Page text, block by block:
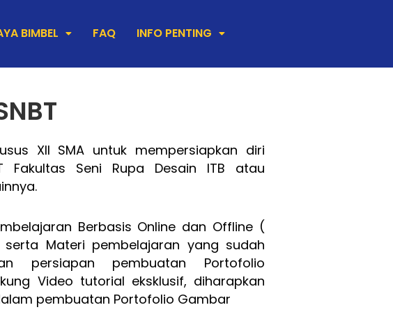
BIMBEL FAQ INFO PENTING
XII SMA untuk mempersiapkan diri
Fakultas Seni Rupa Desain ITB atau
Berbasis Online dan Offline (
Materi pembelajaran yang sudah
persiapan pembuatan Portofolio
Video tutorial eksklusif, diharapkan
pembuatan Portofolio Gambar